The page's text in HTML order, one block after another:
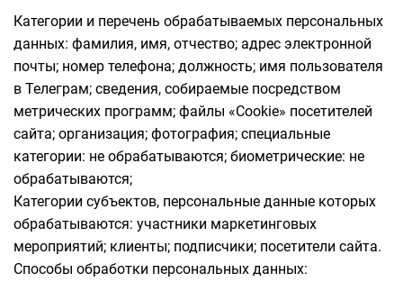
Категории и перечень обрабатываемых персональных
данных: фамилия, имя, отчество; адрес электронной
почты; номер телефона; должность; имя пользователя
в Телеграм; сведения, собираемые посредством
метрических программ; файлы «Cookie» посетителей
сайта; организация; фотография; специальные
категории: не обрабатываются; биометрические: не
обрабатываются;
Категории субъектов, персональные данные которых
обрабатываются: участники маркетинговых
мероприятий; клиенты; подписчики; посетители сайта.
Способы обработки персональных данных: